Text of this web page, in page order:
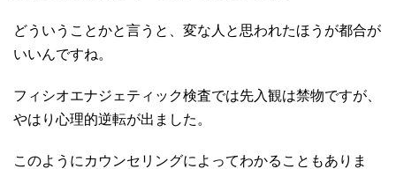
どういうことかと言うと、変な人と思われたほうが都合が
いいんですね。
フィシオエナジェティック検査では先入観は禁物ですが、
やはり心理的逆転が出ました。
このようにカウンセリングによってわかることもありま